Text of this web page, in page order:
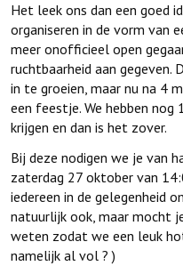
Het leek ons dan een goed
organiseren in de vorm van
meer onofficieel open
ruchtbaarheid aan
in te groeien, maar nu na 4
een feestje. We hebben
krijgen en dan is het zover.
Bij deze nodigen we je van
zaterdag 27 oktober van
iedereen in de gelegenheid
natuurlijk ook, maar mocht
weten zodat we een leuk
namelijk al vol ? )